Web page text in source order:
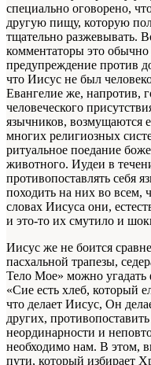
специально оговорено,
другую пищу, которую
тщательно разжевывать.
комментаторы это
предупреждение против
что Иисус не был
Евангелие же, напротив,
человеческого
язычников, возмущаются
многих религиозных
ритуальное поедание
животного. Иудеи в
противопоставлять себя
походить на них во всем,
словах Иисуса они,
и это-то их смутило и
Иисус же не боится
пасхальной трапезы,
Тело Мое» можно угадать
«Сие есть хлеб, который
что делает Иисус, Он
других,
неординарности и
необходимо нам. В этом,
пути, который избирает